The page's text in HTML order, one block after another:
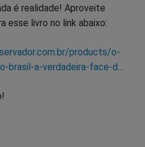
é realidade! Aproveite
esse livro no link abaixo:
products/o-
brasil-a-verdadeira-face-d...